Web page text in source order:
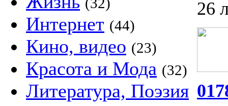
Интернет (44)
Кино, видео (23)
Красота и Мода (32)
Литература, Поэзия
26